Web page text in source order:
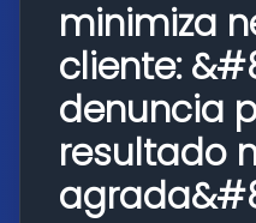
minimiza
cliente:
denuncia
resultado